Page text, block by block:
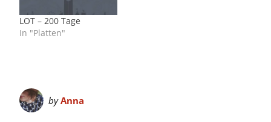
LOT – 200 Tage
In "Platten"
byAnna